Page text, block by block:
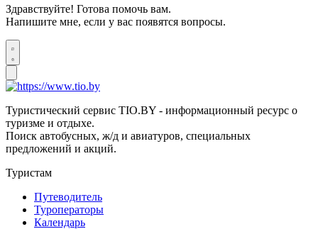
Здравствуйте! Готова помочь вам.
Напишите мне, если у вас появятся вопросы.
Туристический сервис TIO.BY - информационный ресурс о
туризме и отдыхе.
Поиск автобусных, ж/д и авиатуров, специальных
предложений и акций.
Туристам
Путеводитель
Туроператоры
Календарь